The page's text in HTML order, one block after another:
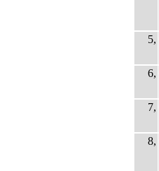
5,
6,
7,
8,